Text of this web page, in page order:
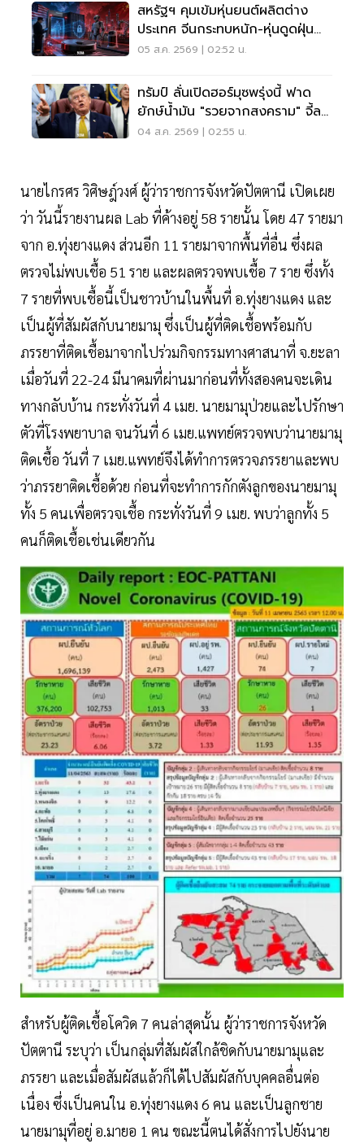
สหรัฐฯ คุมเข้มหุ่นยนต์ผลิตต่าง
ประเทศ จีนกระทบหนัก-หุ่นดูดฝุ่น
โดนด้วย
05 ส.ค. 2569 | 02:52 น.
ทรัมป์ ลั่นเปิดฮอร์มุซพรุ่งนี้ ฟาด
ยักษ์น้ำมัน "รวยจากสงคราม" จี้ลด
ราคาด่วน
04 ส.ค. 2569 | 02:55 น.
นายไกรศร วิศิษฎ์วงศ์ ผู้ว่าราชการจังหวัดปัตตานี เปิดเผย
ว่า วันนี้รายงานผล Lab ที่ค้างอยู่ 58 รายนั้น โดย 47 รายมา
จาก อ.ทุ่งยางแดง ส่วนอีก 11 รายมาจากพื้นที่อื่น ซึ่งผล
ตรวจไม่พบเชื้อ 51 ราย และผลตรวจพบเชื้อ 7 ราย ซึ่งทั้ง
7 รายที่พบเชื้อนี้เป็นชาวบ้านในพื้นที่ อ.ทุ่งยางแดง และ
เป็นผู้ที่สัมผัสกับนายมามุ ซึ่งเป็นผู้ที่ติดเชื้อพร้อมกับ
ภรรยาที่ติดเชื้อมาจากไปร่วมกิจกรรมทางศาสนาที่ จ.ยะลา
เมื่อวันที่ 22-24 มีนาคมที่ผ่านมาก่อนที่ทั้งสองคนจะเดิน
ทางกลับบ้าน กระทั่งวันที่ 4 เมย. นายมามุป่วยและไปรักษา
ตัวที่โรงพยาบาล จนวันที่ 6 เมย.แพทย์ตรวจพบว่านายมามุ
ติดเชื้อ วันที่ 7 เมย.แพทย์จึงได้ทำการตรวจภรรยาและพบ
ว่าภรรยาติดเชื้อด้วย ก่อนที่จะทำการกักตังลูกของนายมามุ
ทั้ง 5 คนเพื่อตรวจเชื้อ กระทั่งวันที่ 9 เมย. พบว่าลูกทั้ง 5
คนก็ติดเชื้อเช่นเดียวกัน
สำหรับผู้ติดเชื้อโควิด 7 คนล่าสุดนั้น ผู้ว่าราชการจังหวัด
ปัตตานี ระบุว่า เป็นกลุ่มที่สัมผัสใกล้ชิดกับนายมามุและ
ภรรยา และเมื่อสัมผัสแล้วก็ได้ไปสัมผัสกับบุคคลอื่นต่อ
เนื่อง ซึ่งเป็นคนใน อ.ทุ่งยางแดง 6 คน และเป็นลูกชาย
นายมามุที่อยู่ อ.มายอ 1 คน ขณะนี้ตนได้สั่งการไปยังนาย